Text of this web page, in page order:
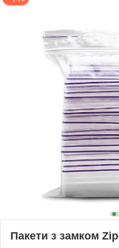
Пакети з замком